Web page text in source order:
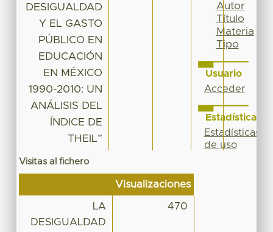
DESIGUALDAD
Y EL GASTO
PÚBLICO EN
EDUCACIÓN
EN MÉXICO
1990-2010: UN
ANÁLISIS DEL
ÍNDICE DE
THEIL”
Visitas al fichero
Visualizaciones
LA
DESIGUALDAD
470
Autor
Título
Materia
Tipo
Usuario
Acceder
Estadísticas
Estadísticas
de uso